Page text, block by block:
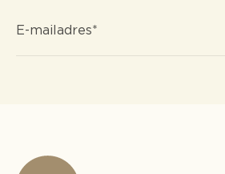
mailadres
E-mailadres*